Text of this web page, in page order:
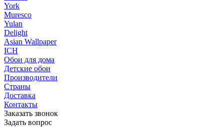
York
Muresco
Yulan
Delight
Asian Wallpaper
ICH
Обои для дома
Детские обои
Производители
Страны
Доставка
Контакты
Заказать звонок
Задать вопрос